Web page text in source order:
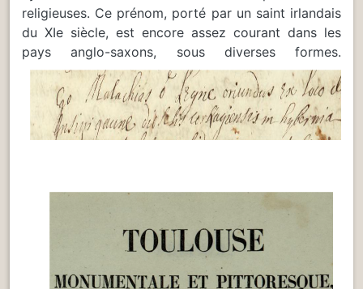
religieuses. Ce prénom, porté par un saint irlandais
du XIe siècle, est encore assez courant dans les
pays anglo-saxons, sous diverses formes.